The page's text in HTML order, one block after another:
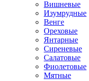
Вишневые
Изумрудные
Венге
Ореховые
Янтарные
Сиреневые
Салатовые
Фиолетовые
Мятные